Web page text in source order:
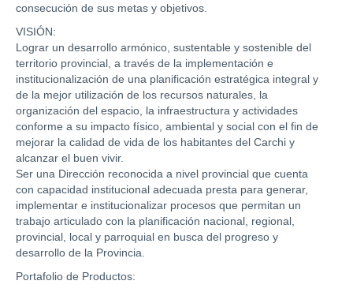
consecución de sus metas y objetivos.
VISIÓN:
Lograr un desarrollo armónico, sustentable y sostenible del
territorio provincial, a través de la implementación e
institucionalización de una planificación estratégica integral y
de la mejor utilización de los recursos naturales, la
organización del espacio, la infraestructura y actividades
conforme a su impacto físico, ambiental y social con el fin de
mejorar la calidad de vida de los habitantes del Carchi y
alcanzar el buen vivir.
Ser una Dirección reconocida a nivel provincial que cuenta
con capacidad institucional adecuada presta para generar,
implementar e institucionalizar procesos que permitan un
trabajo articulado con la planificación nacional, regional,
provincial, local y parroquial en busca del progreso y
desarrollo de la Provincia.
Portafolio de Productos: